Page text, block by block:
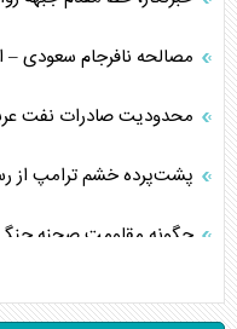
مصالحه نافرجام سعودی –
محدودیت صادرات نفت
پشت‌پرده خشم ترامپ از
چگونه مقاومت صحنه جنگ